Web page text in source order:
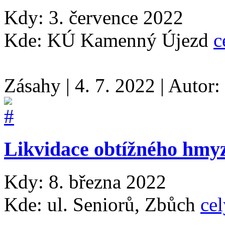
Kdy: 3. července 2022
Kde: KÚ Kamenný Újezd
Zásahy | 4. 7. 2022 | Autor:
Likvidace obtížného
Kdy: 8. března 2022
Kde: ul. Seniorů, Zbůch